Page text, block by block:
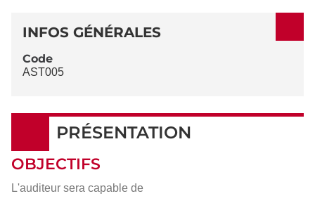
DÉTAILS
INFOS GÉNÉRALES
Code
AST005
PRÉSENTATION
OBJECTIFS
L'auditeur sera capable de